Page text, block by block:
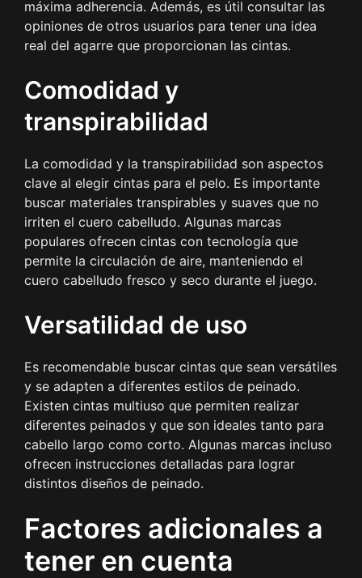
máxima adherencia. Además, es útil consultar las
opiniones de otros usuarios para tener una idea
real del agarre que proporcionan las cintas.
Comodidad y
transpirabilidad
La comodidad y la transpirabilidad son aspectos
clave al elegir cintas para el pelo. Es importante
buscar materiales transpirables y suaves que no
irriten el cuero cabelludo. Algunas marcas
populares ofrecen cintas con tecnología que
permite la circulación de aire, manteniendo el
cuero cabelludo fresco y seco durante el juego.
Versatilidad de uso
Es recomendable buscar cintas que sean versátiles
y se adapten a diferentes estilos de peinado.
Existen cintas multiuso que permiten realizar
diferentes peinados y que son ideales tanto para
cabello largo como corto. Algunas marcas incluso
ofrecen instrucciones detalladas para lograr
distintos diseños de peinado.
Factores adicionales a
tener en cuenta